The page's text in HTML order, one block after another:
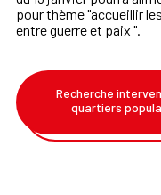
pour thème "accueillir
entre guerre et paix ".
Recherche
quartiers